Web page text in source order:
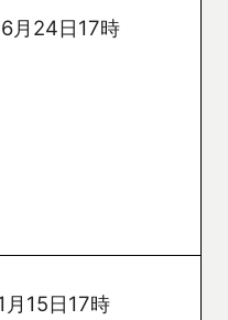
月24日17時
15日17時